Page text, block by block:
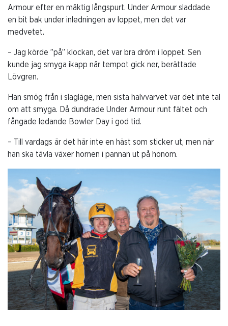
Armour efter en mäktig långspurt. Under Armour sladdade
en bit bak under inledningen av loppet, men det var
medvetet.
– Jag körde ”på” klockan, det var bra dröm i loppet. Sen
kunde jag smyga ikapp när tempot gick ner, berättade
Lövgren.
Han smög från i slagläge, men sista halvvarvet var det inte tal
om att smyga. Då dundrade Under Armour runt fältet och
fångade ledande Bowler Day i god tid.
– Till vardags är det här inte en häst som sticker ut, men när
han ska tävla växer hornen i pannan ut på honom.